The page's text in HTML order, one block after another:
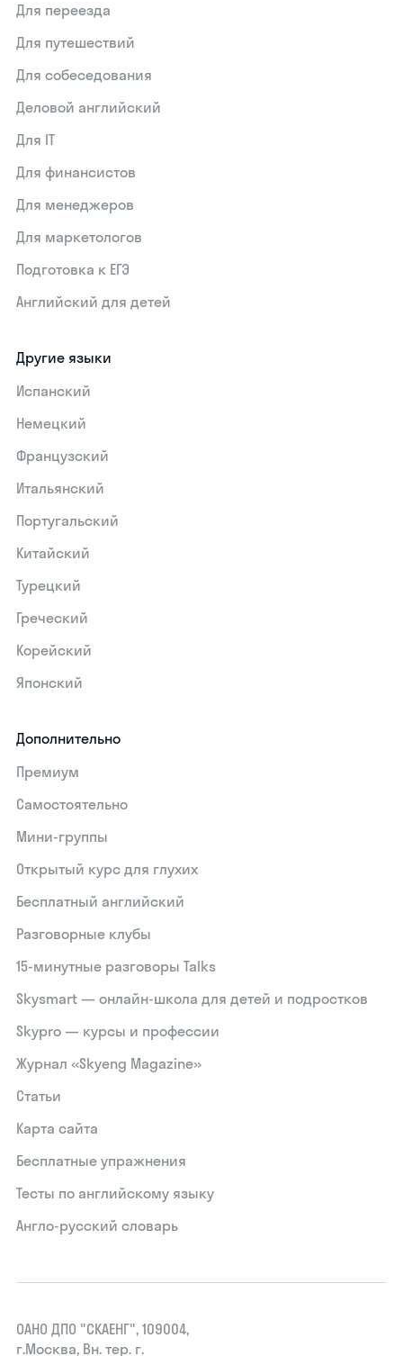
Для переезда
Для путешествий
Для собеседования
Деловой английский
Для IT
Для финансистов
Для менеджеров
Для маркетологов
Подготовка к ЕГЭ
Английский для детей
Другие языки
Испанский
Немецкий
Французский
Итальянский
Португальский
Китайский
Турецкий
Греческий
Корейский
Японский
Дополнительно
Премиум
Самостоятельно
Мини-группы
Открытый курс для глухих
Бесплатный английский
Разговорные клубы
15‑минутные разговоры Talks
Skysmart — онлайн-школа для детей и подростков
Skypro — курсы и профессии
Журнал «Skyeng Magazine»
Статьи
Карта сайта
Бесплатные упражнения
Тесты по английскому языку
Англо-русский словарь
ОАНО ДПО "СКАЕНГ", 109004,
г.Москва, Вн. тер. г.